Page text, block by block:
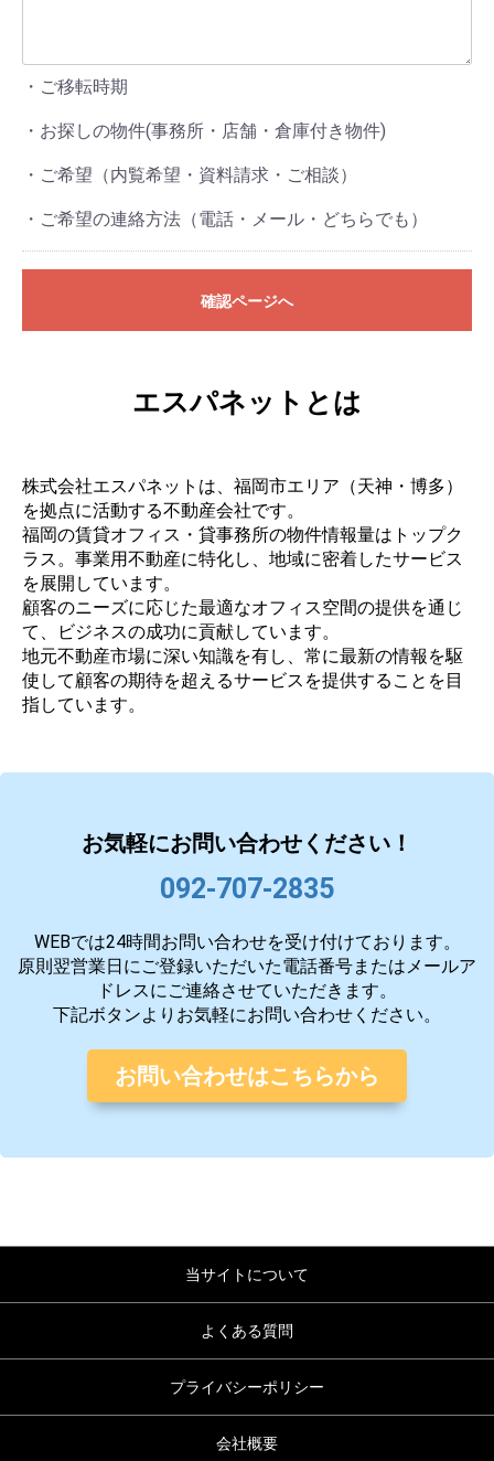
・ご移転時期
・お探しの物件(事務所・店舗・倉庫付き物件)
・ご希望（内覧希望・資料請求・ご相談）
・ご希望の連絡方法（電話・メール・どちらでも）
確認ページへ
エスパネットとは
株式会社エスパネットは、福岡市エリア（天神・博多）
を拠点に活動する不動産会社です。
福岡の賃貸オフィス・貸事務所の物件情報量はトップク
ラス。事業用不動産に特化し、地域に密着したサービス
を展開しています。
顧客のニーズに応じた最適なオフィス空間の提供を通じ
て、ビジネスの成功に貢献しています。
地元不動産市場に深い知識を有し、常に最新の情報を駆
使して顧客の期待を超えるサービスを提供することを目
指しています。
お気軽にお問い合わせください！
092-707-2835
WEBでは24時間お問い合わせを受け付けております。
原則翌営業日にご登録いただいた電話番号またはメールア
ドレスにご連絡させていただきます。
下記ボタンよりお気軽にお問い合わせください。
お問い合わせはこちらから
当サイトについて
よくある質問
プライバシーポリシー
会社概要